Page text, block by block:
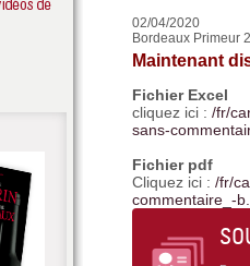
02/04/2020
Bordeaux Primeur
Maintenant
Fichier Excel
cliquez ici : /fr/
sans-
Fichier pdf
Cliquez ici :/fr/
commentaire_-